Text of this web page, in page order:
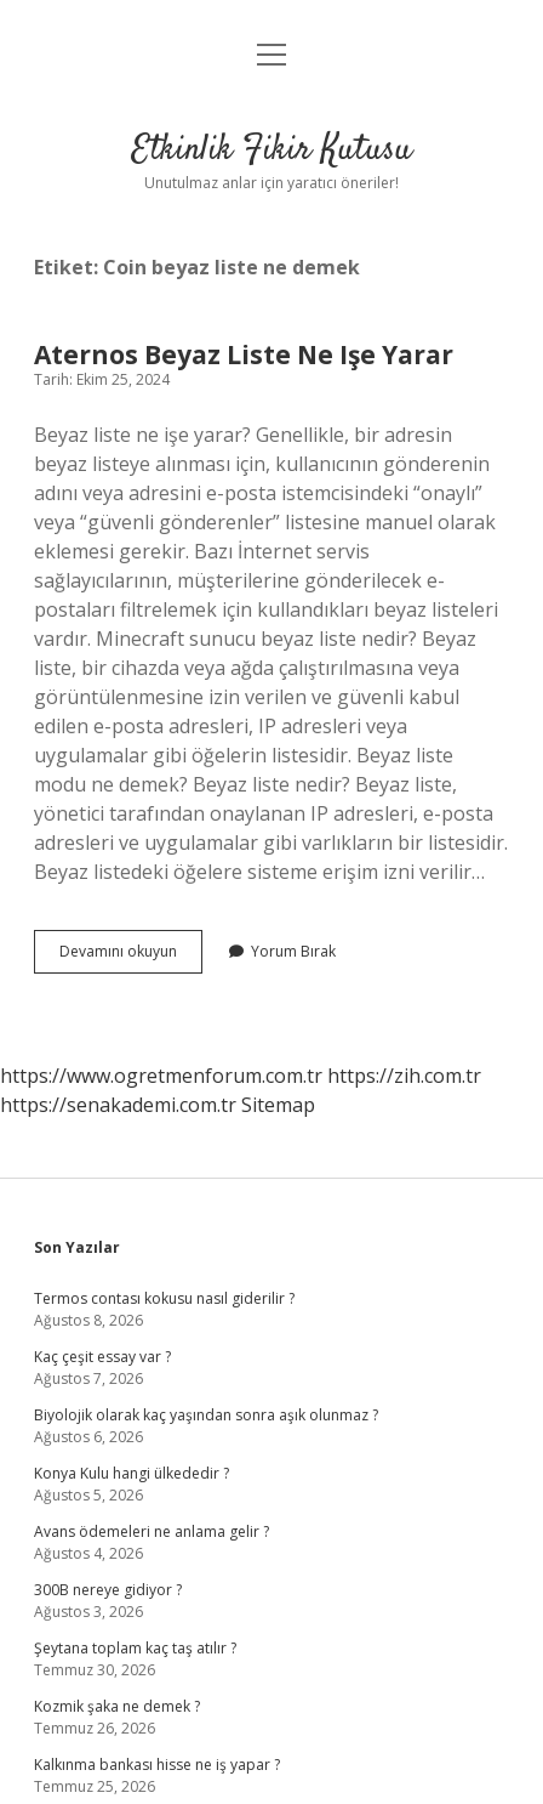
Anasayfa
Yasal Uyarı
menüyü
Etkinlik Fikir Kutusu
Unutulmaz anlar için yaratıcı öneriler!
Etiket: Coin beyaz liste ne demek
Aternos Beyaz Liste Ne Işe Yarar
Tarih: Ekim 25, 2024
Beyaz liste ne işe yarar? Genellikle, bir adresin
beyaz listeye alınması için, kullanıcının gönderenin
adını veya adresini e-posta istemcisindeki “onaylı”
veya “güvenli gönderenler” listesine manuel olarak
eklemesi gerekir. Bazı İnternet servis
sağlayıcılarının, müşterilerine gönderilecek e-
postaları filtrelemek için kullandıkları beyaz listeleri
vardır. Minecraft sunucu beyaz liste nedir? Beyaz
liste, bir cihazda veya ağda çalıştırılmasına veya
görüntülenmesine izin verilen ve güvenli kabul
edilen e-posta adresleri, IP adresleri veya
uygulamalar gibi öğelerin listesidir. Beyaz liste
modu ne demek? Beyaz liste nedir? Beyaz liste,
yönetici tarafından onaylanan IP adresleri, e-posta
adresleri ve uygulamalar gibi varlıkların bir listesidir.
Beyaz listedeki öğelere sisteme erişim izni verilir…
Devamını okuyun Aternos
Beyaz
Yorum Bırak
https://www.ogretmenforum.com.tr https://zih.com.tr
https://senakademi.com.trSitemap
Sidebar
Son Yazılar
Termos contası kokusu nasıl giderilir ?
Ağustos 8, 2026
Kaç çeşit essay var ?
Ağustos 7, 2026
Biyolojik olarak kaç yaşından sonra aşık olunmaz ?
Ağustos 6, 2026
Konya Kulu hangi ülkededir ?
Ağustos 5, 2026
Avans ödemeleri ne anlama gelir ?
Ağustos 4, 2026
300B nereye gidiyor ?
Ağustos 3, 2026
Şeytana toplam kaç taş atılır ?
Temmuz 30, 2026
Kozmik şaka ne demek ?
Temmuz 26, 2026
Kalkınma bankası hisse ne iş yapar ?
Temmuz 25, 2026